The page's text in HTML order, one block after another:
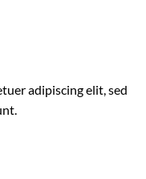
adipiscing elit, sed